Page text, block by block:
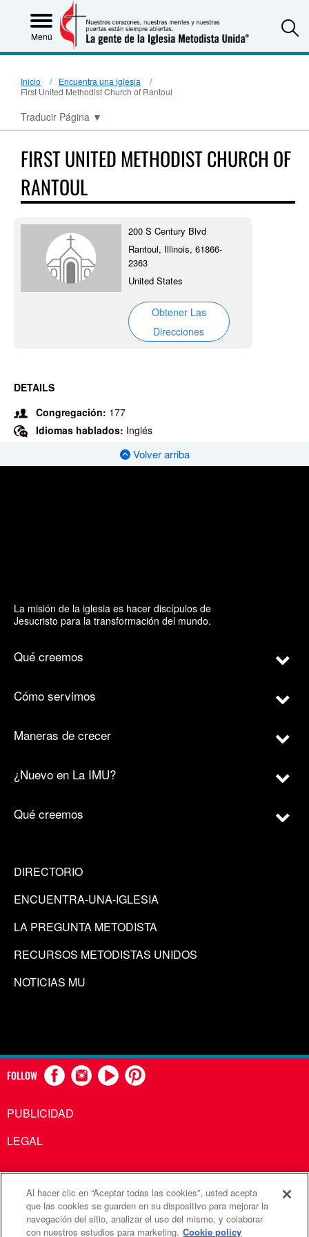
Menú
Inicio
Encuentra una iglesia
First United Methodist Church of Rantoul
Traducir Página ▼
FIRST UNITED METHODIST CHURCH OF
RANTOUL
200 S Century Blvd
Rantoul, Illinois, 61866-
2363
United States
Obtener Las
Direcciones
DETAILS
Congregación: 177
Idiomas hablados: Inglés
Volver arriba
La misión de la iglesia es hacer discípulos de
Jesucristo para la transformación del mundo.
Qué creemos
Cómo servimos
Maneras de crecer
¿Nuevo en La IMU?
Qué creemos
DIRECTORIO
ENCUENTRA-UNA-IGLESIA
LA PREGUNTA METODISTA
RECURSOS METODISTAS UNIDOS
NOTICIAS MU
FOLLOW
PUBLICIDAD
LEGAL
Comunicaciones Metodistas Unidas es una agencia de la
Iglesia Metodista Unida
Al hacer clic en “Aceptar todas las cookies”, usted acepta
que las cookies se guarden en su dispositivo para mejorar la
navegación del sitio, analizar el uso del mismo, y colaborar
con nuestros estudios para marketing. Cookie policy